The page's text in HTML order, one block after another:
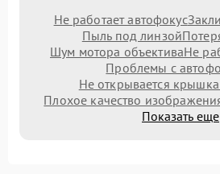
Не работает автофокус
Пыль под линзой
Шум мотора объективаНе
Проблемы с
Не открывается
Плохое качество
Показать еще